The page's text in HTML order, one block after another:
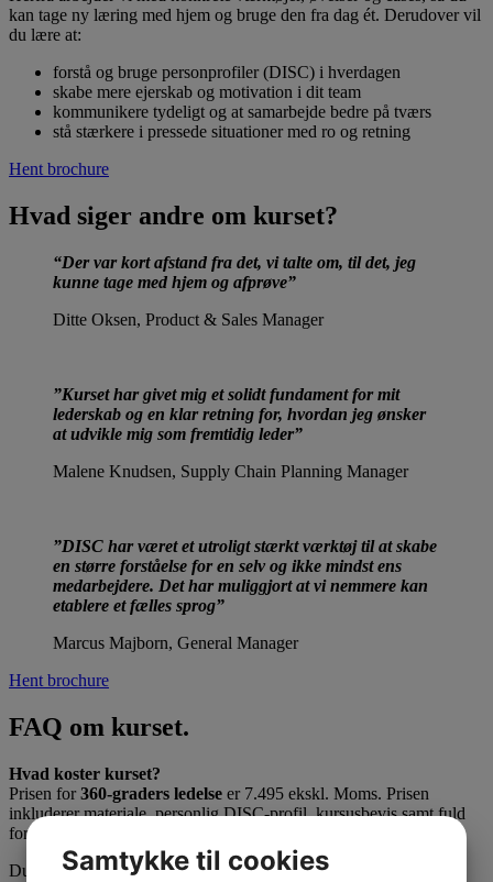
kan tage ny læring med hjem og bruge den fra dag ét. Derudover vil
du lære at:
forstå og bruge personprofiler (DISC) i hverdagen
skabe mere ejerskab og motivation i dit team
kommunikere tydeligt og at samarbejde bedre på tværs
stå stærkere i pressede situationer med ro og retning
Hent brochure
Hvad siger andre om kurset?
“Der var kort afstand fra det, vi talte om, til det, jeg
kunne tage med hjem og afprøve”
Ditte Oksen, Product & Sales Manager
”Kurset har givet mig et solidt fundament for mit
lederskab og en klar retning for, hvordan jeg ønsker
at udvikle mig som fremtidig leder”
Malene Knudsen, Supply Chain Planning Manager
”DISC har været et utroligt stærkt værktøj til at skabe
en større forståelse for en selv og ikke mindst ens
medarbejdere. Det har muliggjort at vi nemmere kan
etablere et fælles sprog”
Marcus Majborn, General Manager
Hent brochure
FAQ om kurset.
Hvad koster kurset?
Prisen for 360-graders ledelse er 7.495 ekskl. Moms. Prisen
inkluderer materiale, personlig DISC-profil, kursusbevis samt fuld
forplejning på dagen.
Du kan læse mere om indhold og opbygning i brochuren.
Samtykke til cookies